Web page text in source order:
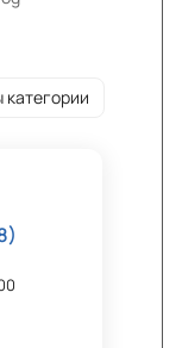
категории